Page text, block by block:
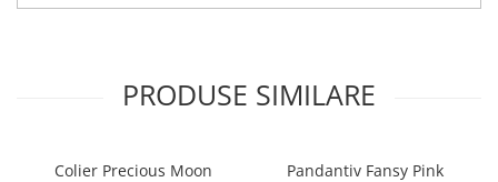
PRODUSE SIMILARE
Colier Precious Moon
Pandantiv Fansy Pink